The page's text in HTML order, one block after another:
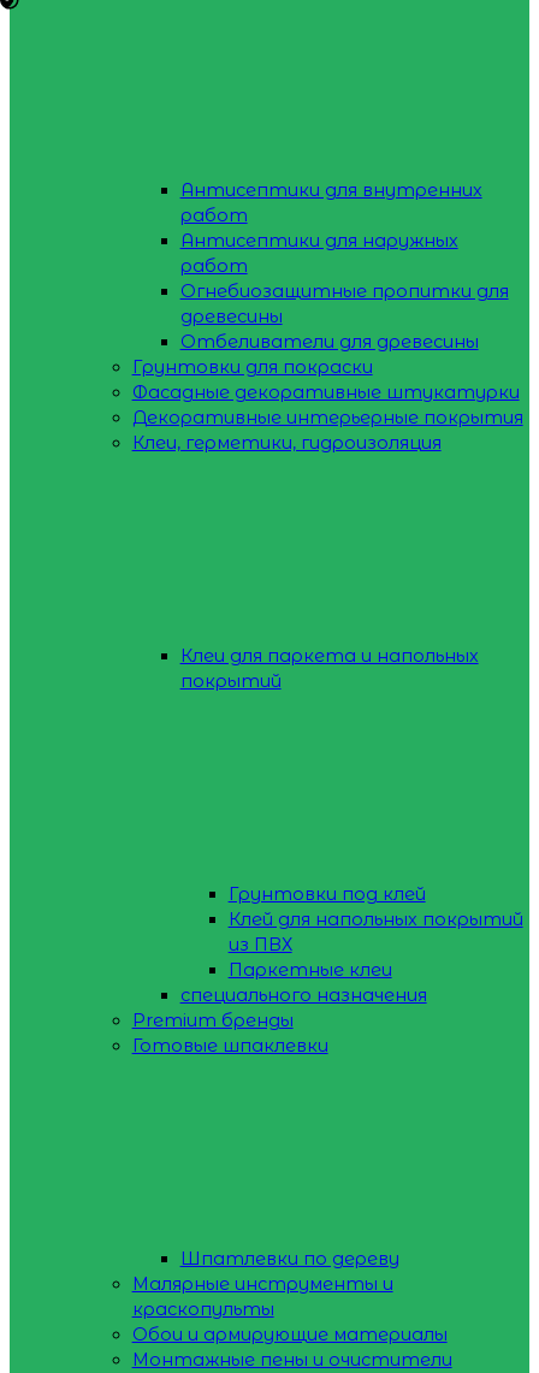
Антисептики для внутренних
работ
Антисептики для наружных
работ
Огнебиозащитные пропитки для
древесины
Отбеливатели для древесины
Грунтовки для покраски
Фасадные декоративные штукатурки
Декоративные интерьерные покрытия
Клеи, герметики, гидроизоляция
Клеи для паркета и напольных
покрытий
Грунтовки под клей
Клей для напольных покрытий
из ПВХ
Паркетные клеи
специального назначения
Premium бренды
Готовые шпаклевки
Шпатлевки по дереву
Малярные инструменты и
краскопульты
Обои и армирующие материалы
Монтажные пены и очистители